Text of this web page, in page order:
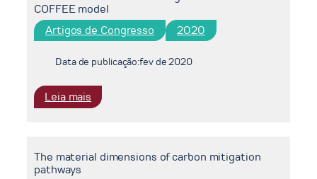
COFFEE model
Artigos de Congresso 2020
Data de publicação:fev de 2020
Leia mais
The
oil
The material dimensions of carbon mitigation
pathways